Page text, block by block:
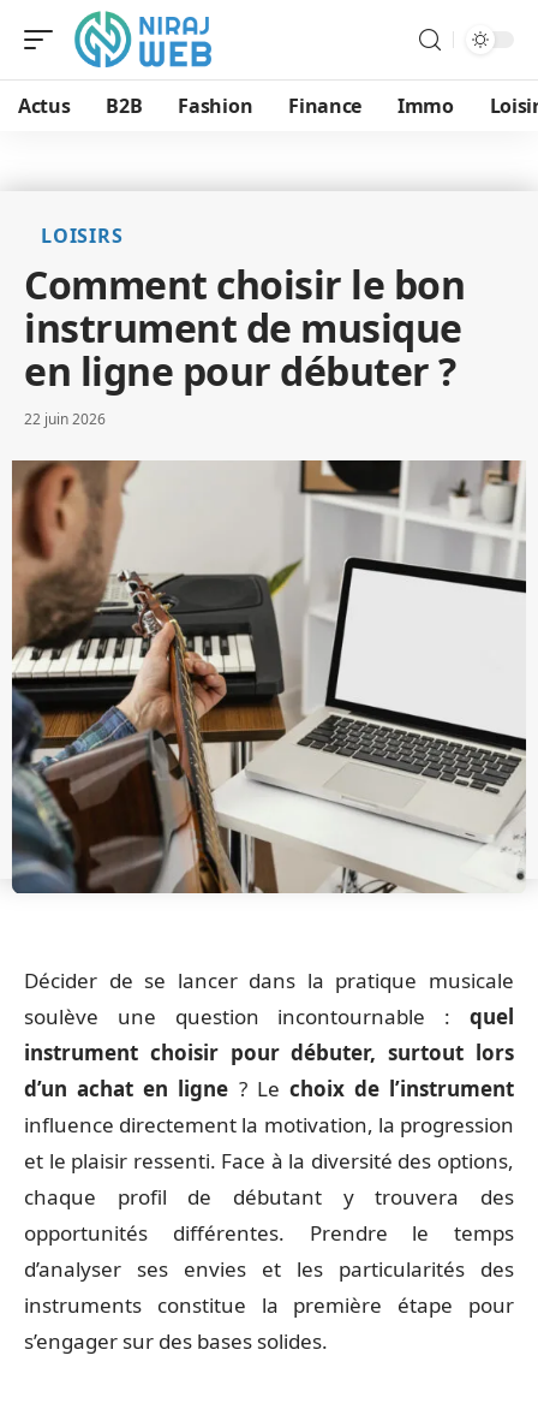
Actus B2B Fashion Finance Immo
LOISIRS
Comment choisir le bon
instrument de musique
en ligne pour débuter ?
22 juin 2026
Décider de se lancer dans la pratique musicale
soulève une question incontournable : quel
instrument choisir pour débuter, surtout lors
d’un achat en ligne ? Le choix de l’instrument
influence directement la motivation, la progression
et le plaisir ressenti. Face à la diversité des options,
chaque profil de débutant y trouvera des
opportunités différentes. Prendre le temps
d’analyser ses envies et les particularités des
instruments constitue la première étape pour
s’engager sur des bases solides.